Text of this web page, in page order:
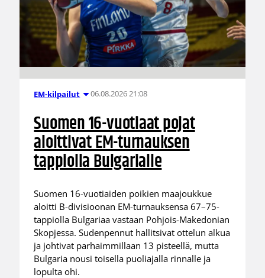
EM-kilpailut 06.08.2026 21:08
Suomen 16-vuotiaat pojat
aloittivat EM-turnauksen
tappiolla Bulgarialle
Suomen 16-vuotiaiden poikien maajoukkue
aloitti B-divisioonan EM-turnauksensa 67–75-
tappiolla Bulgariaa vastaan Pohjois-Makedonian
Skopjessa. Sudenpennut hallitsivat ottelun alkua
ja johtivat parhaimmillaan 13 pisteellä, mutta
Bulgaria nousi toisella puoliajalla rinnalle ja
lopulta ohi.